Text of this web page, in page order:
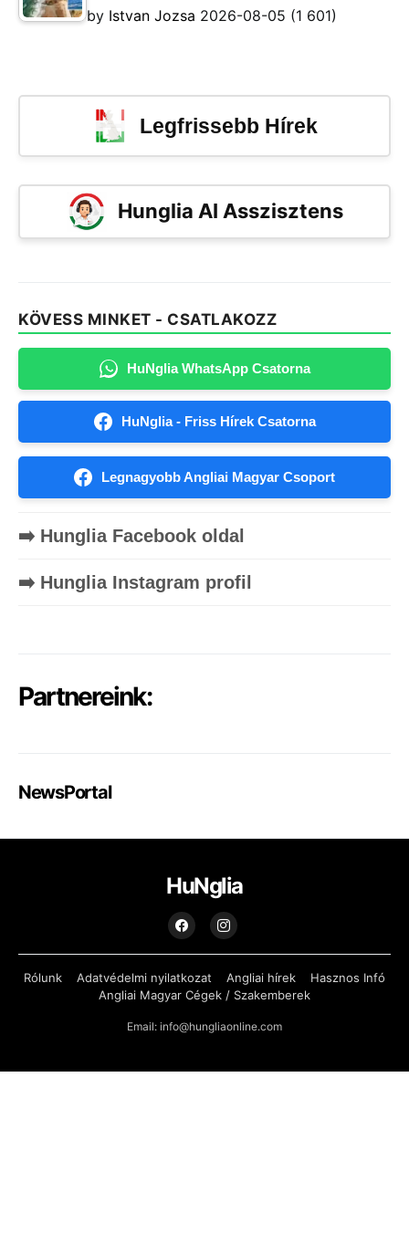
by Istvan Jozsa 2026-08-05 (1 601)
Legfrissebb Hírek
Hunglia AI Asszisztens
KÖVESS MINKET - CSATLAKOZZ
HuNglia WhatsApp Csatorna
HuNglia - Friss Hírek Csatorna
Legnagyobb Angliai Magyar Csoport
➡️ Hunglia Facebook oldal
➡️ Hunglia Instagram profil
Partnereink:
NewsPortal
HuNglia
Rólunk Adatvédelmi nyilatkozat Angliai hírek
Hasznos Infó
Angliai Magyar Cégek / Szakemberek
Email: info@hungliaonline.com